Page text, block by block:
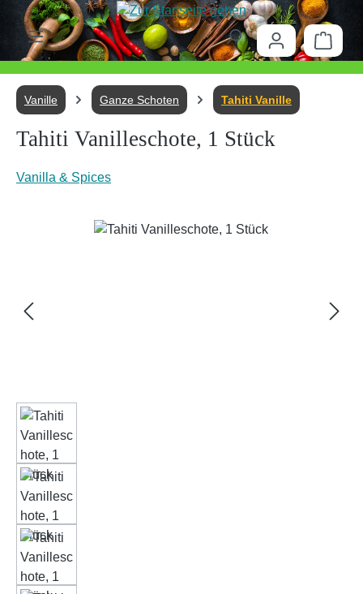
Zum Hauptinhalt springen
Vanille Ganze Schoten Tahiti Vanille
Tahiti Vanilleschote, 1 Stück
Vanilla & Spices
Bildergalerie überspringen